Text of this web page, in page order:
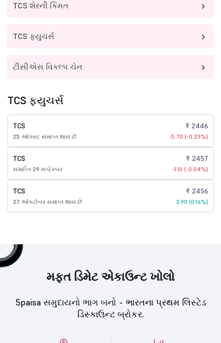
TCS શેરની કિંમત
TCS ફ્યુચર્સ
ટીસીએસ વિકલ્પ ચેન
TCS ફ્યુચર્સ
TCS
25 ઑગસ્ટ સમાપ્ત થાય છે
₹ 2446
-5.70 (-0.23%)
TCS
સમાપ્તિ 29 સપ્ટેમ્બર
₹ 2457
-1.10 (-0.04%)
TCS
27 ઑક્ટોબર સમાપ્ત થાય છે
₹ 2456
3.90 (0.16%)
મફત ડિમેટ એકાઉન્ટ ખોલો
5paisa સમુદાયનો ભાગ બનો - ભારતના પ્રથમ લિસ્ટેડ
ડિસ્કાઉન્ટ બ્રોકર.